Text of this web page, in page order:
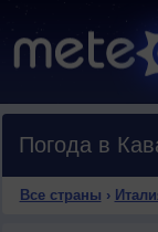
Погода в
Все страны ›